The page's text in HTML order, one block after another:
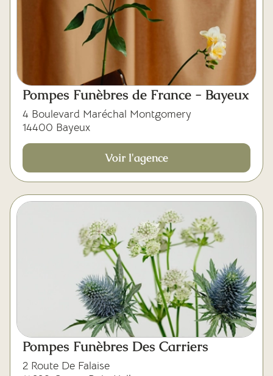
Pompes Funèbres de France - Bayeux
4 Boulevard Maréchal Montgomery
14400 Bayeux
Voir l'agence
Pompes Funèbres Des Carriers
2 Route De Falaise